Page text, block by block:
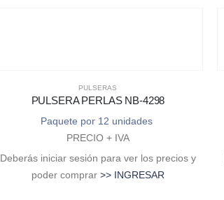
PULSERAS
PULSERA PERLAS NB-4298
Paquete por 12 unidades
PRECIO + IVA
Deberás iniciar sesión para ver los precios y
poder comprar >> INGRESAR